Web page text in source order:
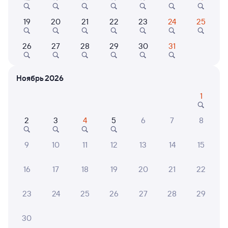
6 причин купить ж/д билеты
Онлайн-покупка за 4 минуты
Подробные ответы на вопросы о поездке или
Отель
Cosmos Пенза Отель AZIMUT Отель Пенза
19 20 21 22 23 24 25
26 27 28 29 30 31
Ноябрь 2026
1
2 3 4 5 6 7 8
9 10 11 12 13 14 15
16 17 18 19 20 21 22
23 24 25 26 27 28 29
30